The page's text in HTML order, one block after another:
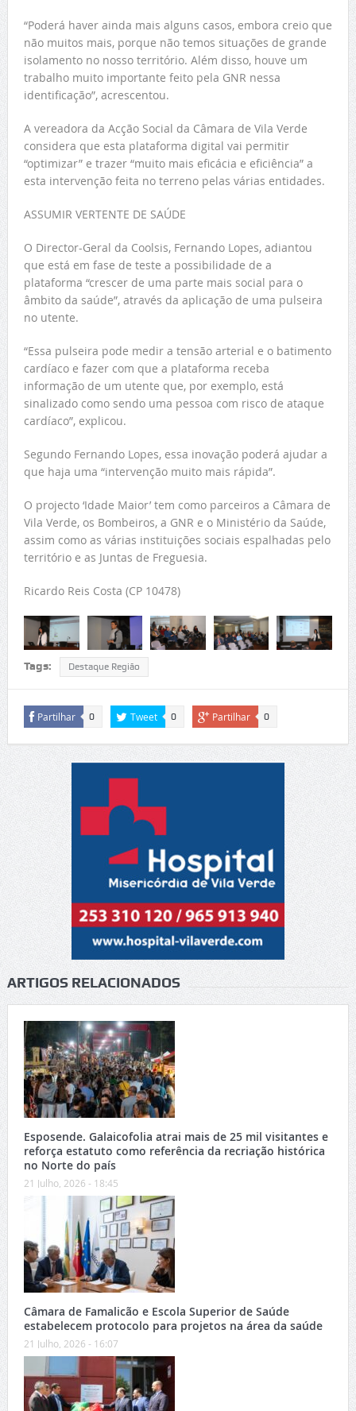
“Poderá haver ainda mais alguns casos, embora creio que
não muitos mais, porque não temos situações de grande
isolamento no nosso território. Além disso, houve um
trabalho muito importante feito pela GNR nessa
identificação”, acrescentou.
A vereadora da Acção Social da Câmara de Vila Verde
considera que esta plataforma digital vai permitir
“optimizar” e trazer “muito mais eficácia e eficiência” a
esta intervenção feita no terreno pelas várias entidades.
ASSUMIR VERTENTE DE SAÚDE
O Director-Geral da Coolsis, Fernando Lopes, adiantou
que está em fase de teste a possibilidade de a
plataforma “crescer de uma parte mais social para o
âmbito da saúde”, através da aplicação de uma pulseira
no utente.
“Essa pulseira pode medir a tensão arterial e o batimento
cardíaco e fazer com que a plataforma receba
informação de um utente que, por exemplo, está
sinalizado como sendo uma pessoa com risco de ataque
cardíaco”, explicou.
Segundo Fernando Lopes, essa inovação poderá ajudar a
que haja uma “intervenção muito mais rápida”.
O projecto ‘Idade Maior’ tem como parceiros a Câmara de
Vila Verde, os Bombeiros, a GNR e o Ministério da Saúde,
assim como as várias instituições sociais espalhadas pelo
território e as Juntas de Freguesia.
Ricardo Reis Costa (CP 10478)
Tags: Destaque Região
Partilhar 0 Tweet 0 Partilhar 0
ARTIGOS RELACIONADOS
Esposende. Galaicofolia atrai mais de 25 mil visitantes e
reforça estatuto como referência da recriação histórica
no Norte do país
21 Julho, 2026 - 18:45
Câmara de Famalicão e Escola Superior de Saúde
estabelecem protocolo para projetos na área da saúde
21 Julho, 2026 - 16:07